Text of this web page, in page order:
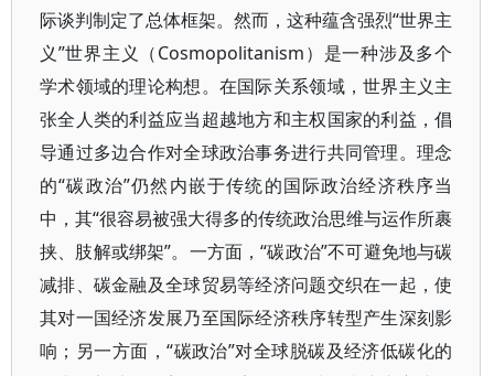
际谈判制定了总体框架。然而，这种蕴含强烈“世界主
义”世界主义（Cosmopolitanism）是一种涉及多个
学术领域的理论构想。在国际关系领域，世界主义主
张全人类的利益应当超越地方和主权国家的利益，倡
导通过多边合作对全球政治事务进行共同管理。理念
的“碳政治”仍然内嵌于传统的国际政治经济秩序当
中，其“很容易被强大得多的传统政治思维与运作所裹
挟、肢解或绑架”。一方面，“碳政治”不可避免地与碳
减排、碳金融及全球贸易等经济问题交织在一起，使
其对一国经济发展乃至国际经济秩序转型产生深刻影
响；另一方面，“碳政治”对全球脱碳及经济低碳化的